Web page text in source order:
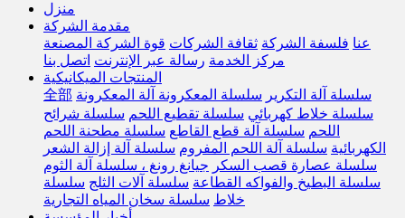
منزل
مقدمة الشركة
عنا فلسفة الشركة ثقافة الشركات قوة الشركة المصنعة
مركز الخدمة رسالة عبر الإنترنت اتصل بنا
المنتجات الميكانيكية
全部
سلسلة آلة التكرير سلسلة المعكرونة آلة المعكرونة
سلسلة خلاط كهربائي سلسلة تقطيع اللحم سلسلة شرائح
اللحم سلسلة آلة قطع القاطع سلسلة مطحنة اللحم
الكهربائية سلسلة آلة اللحم المفروم سلسلة آلة إزالة الشعر
سلسلة عصارة قصب السكر جيانغ رونغ ، سلسلة آلة الثوم
سلسلة البطيخ والفواكه القطاعة سلسلة آلات الثلج سلسلة
خلاط سلسلة سخان المياه التجارية